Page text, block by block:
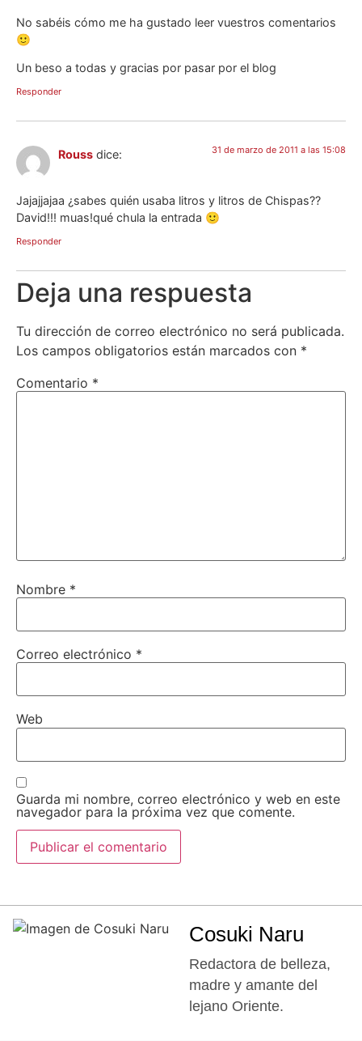
No sabéis cómo me ha gustado leer vuestros comentarios
🙂
Un beso a todas y gracias por pasar por el blog
Responder
Rouss dice: 31 de marzo de 2011 a las 15:08
Jajajjajaa ¿sabes quién usaba litros y litros de Chispas??
David!!! muas!qué chula la entrada 🙂
Responder
Deja una respuesta
Tu dirección de correo electrónico no será publicada.
Los campos obligatorios están marcados con *
Comentario *
Nombre *
Correo electrónico *
Web
Guarda mi nombre, correo electrónico y web en este
navegador para la próxima vez que comente.
Cosuki Naru
Redactora de belleza,
madre y amante del
lejano Oriente.